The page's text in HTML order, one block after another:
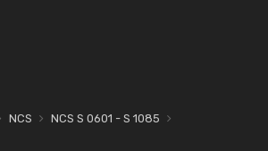
NCS
NCS S 0601 - S 1085